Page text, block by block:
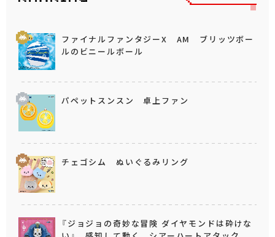
ファイナルファンタジーX AM ブリッツボー
ルのビニールボール
パペットスンスン 卓上ファン
チェゴシム ぬいぐるみリング
『ジョジョの奇妙な冒険 ダイヤモンドは砕けな